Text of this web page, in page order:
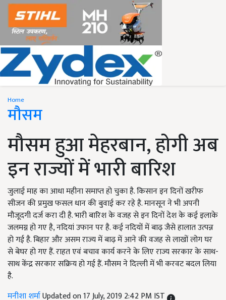
Home
मौसम
मौसम हुआ मेहरबान, होगी अब
इन राज्यों में भारी बारिश
जुलाई माह का आधा महीना समाप्त हो चुका है. किसान इन दिनों खरीफ
सीजन की प्रमुख फसल धान की बुवाई कर रहे है. मानसून ने भी अपनी
मौजूदगी दर्ज करा दी है. भारी बारिश के वजह से इन दिनों देश के कई इलाके
जलमग्न हो गए है, नदियां उफान पर है. कई नदियों में बाढ़ जैसे हालात उत्पन्न
हो गई है. बिहार और असम राज्य में बाढ़ में आने की वजह से लाखों लोग घर
से बेघर हो गए हैं. राहत एवं बचाव कार्य करने के लिए राज्य सरकार के साथ-
साथ केंद्र सरकार सक्रिय हो गई हैं. मौसम ने दिल्ली में भी करवट बदल लिया
है.
मनीशा शर्माUpdated on 17 July, 2019 2:42 PM IST